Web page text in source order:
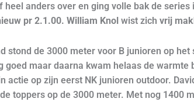
heel anders over en ging volle bak de
pr 2.1.00. William Knol wist zich vrij
stond de 3000 meter voor B junioren op het
goed maar daarna kwam helaas de
actie op zijn eerst NK junioren outdoor.
toppers op de 3000 meter. Met nog 1400